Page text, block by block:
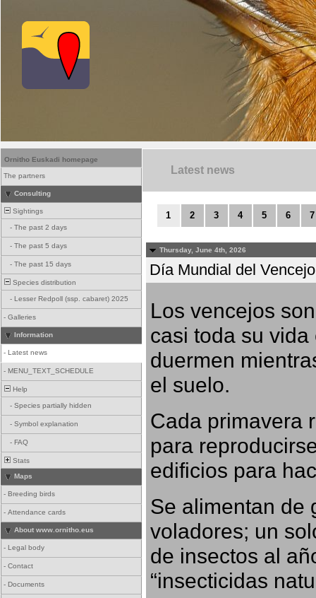
Ornitho Euskadi homepage
The partners
Consulting
Sightings
- The past 2 days
- The past 5 days
- The past 15 days
Species distribution
- Lesser Redpoll (ssp. cabaret) 2025
- Galleries
Information
- Latest news
- MENU_TEXT_SCHEDULE
Help
- Species partially hidden
- Symbol explanation
- FAQ
Stats
Maps
- Breeding birds
- Attendance cards
About www.ornitho.eus
- Legal body
- Contact
- Documents
Latest news
1 2 3 4 5 6 7
Thursday, June 4th, 2026
Día Mundial del
Los vencejos
casi toda su
duermen
el suelo.
Cada primavera
para
edificios para
Se alimentan de
voladores; un
de insectos al
“insecticidas